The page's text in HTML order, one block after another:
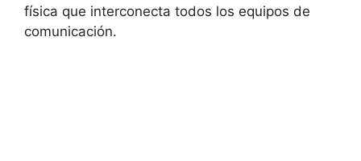
física que interconecta todos los equipos de
comunicación.